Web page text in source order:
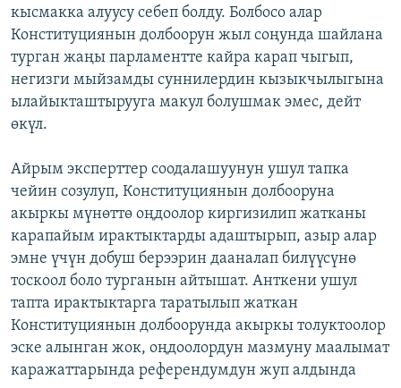
кысмакка алуусу себеп болду. Болбосо алар
Конституциянын долбоорун жыл соңунда шайлана
турган жаңы парламентте кайра карап чыгып,
негизги мыйзамды суннилердин кызыкчылыгына
ылайыкташтырууга макул болушмак эмес, дейт
өкүл.
Айрым эксперттер соодалашуунун ушул тапка
чейин созулуп, Конституциянын долбооруна
акыркы мүнөттө оңдоолор киргизилип жатканы
карапайым ирактыктарды адаштырып, азыр алар
эмне үчүн добуш берээрин дааналап билүүсүнө
тоскоол боло турганын айтышат. Анткени ушул
тапта ирактыктарга таратылып жаткан
Конституциянын долбоорунда акыркы толуктоолор
эске алынган жок, оңдоолордун мазмуну маалымат
каражаттарында референдумдун жуп алдында